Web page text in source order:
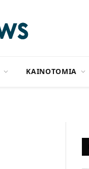
ΚΑΙΝΟΤΟΜΙΑ